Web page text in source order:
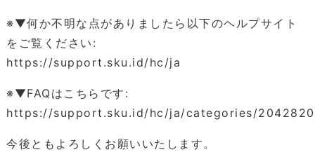
※▼何か不明な点がありましたら以下のヘルプサイト
をご覧ください:
https://support.sku.id/hc/ja
※▼FAQはこちらです:
https://support.sku.id/hc/ja/categories/
今後ともよろしくお願いいたします。